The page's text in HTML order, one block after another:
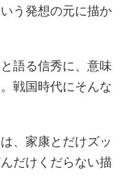
う発想の元に描か
語る信秀に、意味
戦国時代にそんな
、家康とだけズッ
だけくだらない描